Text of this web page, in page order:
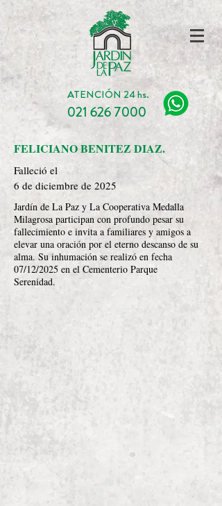
ATENCIÓN 24 hs.
021 626 7000
FELICIANO BENITEZ DIAZ.
Falleció el
6 de diciembre de 2025
Jardín de La Paz y La Cooperativa Medalla
Milagrosa participan con profundo pesar su
fallecimiento e invita a familiares y amigos a
elevar una oración por el eterno descanso de su
alma. Su inhumación se realizó en fecha
07/12/2025 en el Cementerio Parque
Serenidad.